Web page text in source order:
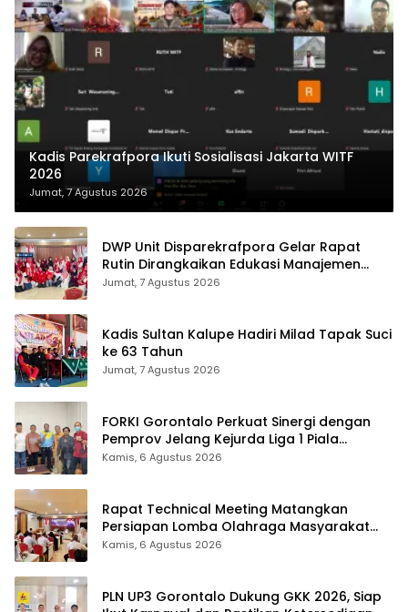
Kadis Parekrafpora Ikuti Sosialisasi Jakarta WITF
2026
Jumat, 7 Agustus 2026
DWP Unit Disparekrafpora Gelar Rapat
Rutin Dirangkaikan Edukasi Manajemen
Stres
Jumat, 7 Agustus 2026
Kadis Sultan Kalupe Hadiri Milad Tapak Suci
ke 63 Tahun
Jumat, 7 Agustus 2026
FORKI Gorontalo Perkuat Sinergi dengan
Pemprov Jelang Kejurda Liga 1 Piala
Gubernur 2026
Kamis, 6 Agustus 2026
Rapat Technical Meeting Matangkan
Persiapan Lomba Olahraga Masyarakat
Tingkat Provinsi Gorontalo
Kamis, 6 Agustus 2026
PLN UP3 Gorontalo Dukung GKK 2026, Siap